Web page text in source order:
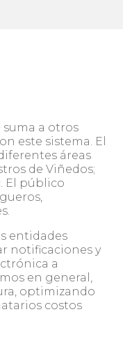
a otros
este sistema. El
áreas
de Viñedos;
El público
entidades
notificaciones y
a
en general,
optimizando
costos